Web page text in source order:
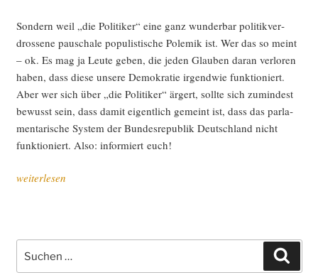
Son­dern weil „die Poli­ti­ker“ eine ganz wun­der­bar poli­tik­ver­
dros­se­ne pau­scha­le popu­lis­ti­sche Pole­mik ist. Wer das so meint
– ok. Es mag ja Leu­te geben, die jeden Glau­ben dar­an ver­lo­ren
haben, dass die­se unse­re Demo­kra­tie irgend­wie funk­tio­niert.
Aber wer sich über „die Poli­ti­ker“ ärgert, soll­te sich zumin­dest
bewusst sein, dass damit eigent­lich gemeint ist, dass das par­la­
men­ta­ri­sche Sys­tem der Bun­des­re­pu­blik Deutsch­land nicht
funk­tio­niert. Also: infor­miert euch!
„Ich
die
Poli­
weiterlesen
nach: